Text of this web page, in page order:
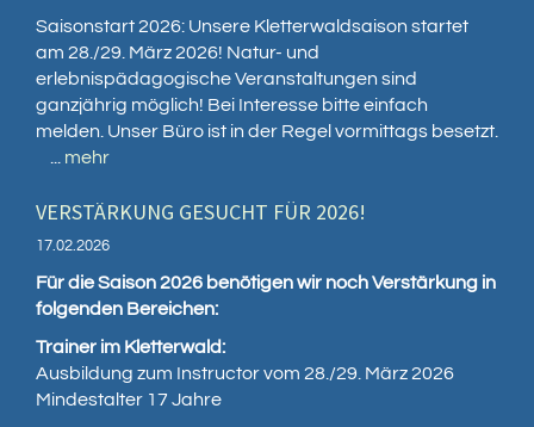
Saisonstart 2026: Unsere Kletterwaldsaison startet
am 28./29. März 2026! Natur- und
erlebnispädagogische Veranstaltungen sind
ganzjährig möglich! Bei Interesse bitte einfach
melden. Unser Büro ist in der Regel vormittags besetzt.
mehr
VERSTÄRKUNG GESUCHT FÜR 2026!
17.02.2026
Für die Saison 2026 benötigen wir noch Verstärkung in
folgenden Bereichen:
Trainer im Kletterwald:
Ausbildung zum Instructor vom 28./29. März 2026
Mindestalter 17 Jahre